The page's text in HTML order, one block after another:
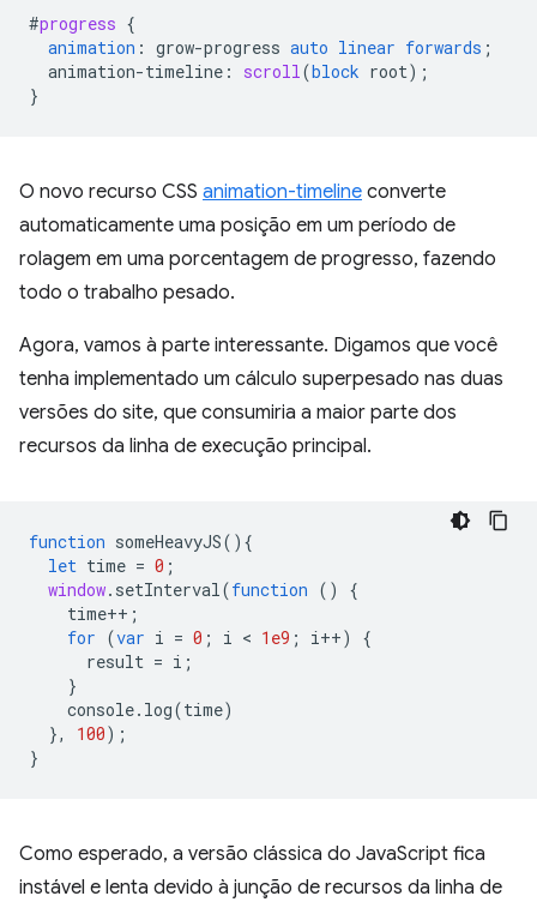
#progress {
animation : grow-progress auto linear forwards ;
animation-timeline : scroll(block root);
}
O novo recurso CSS animation-timeline converte
automaticamente uma posição em um período de
rolagem em uma porcentagem de progresso, fazendo
todo o trabalho pesado.
Agora, vamos à parte interessante. Digamos que você
tenha implementado um cálculo superpesado nas duas
versões do site, que consumiria a maior parte dos
recursos da linha de execução principal.
function someHeavyJS(){
let time = 0 ;
window. setInterval(function ()
{
time++ ;
for (var i = 0 ; i < 1e9 ; i++)
{
result = i ;
}
console. log(time)
},
100);
}
Como esperado, a versão clássica do JavaScript fica
instável e lenta devido à junção de recursos da linha de